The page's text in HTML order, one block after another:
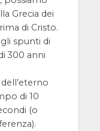
Grecia dei
di Cristo.
spunti di
300 anni
di 10
(o